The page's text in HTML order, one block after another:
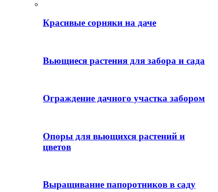
Красивые сорняки на даче
Вьющиеся растения для забора и сада
Ограждение дачного участка забором
Опоры для вьющихся растений и
цветов
Выращивание папоротников в саду